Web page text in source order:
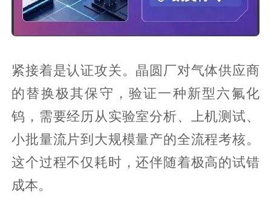
紧接着是认证攻关。晶圆厂对气体供应商
的替换极其保守，验证一种新型六氟化
钨，需要经历从实验室分析、上机测试、
小批量流片到大规模量产的全流程考核。
这个过程不仅耗时，还伴随着极高的试错
成本。